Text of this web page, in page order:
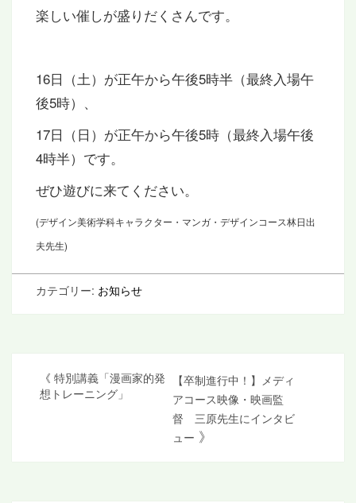
楽しい催しが盛りだくさんです。
16日（土）が正午から午後5時半（最終入場午
後5時）、
17日（日）が正午から午後5時（最終入場午後
4時半）です。
ぜひ遊びに来てください。
(デザイン美術学科キャラクター・マンガ・デザインコース林日出
夫先生)
カテゴリー: お知らせ
《 特別講義「漫画家的発
想トレーニング」
【卒制進行中！】メディ
アコース映像・映画監
督 三原先生にインタビ
ュー 》